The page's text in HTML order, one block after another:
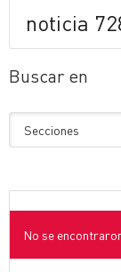
Buscar en
No se